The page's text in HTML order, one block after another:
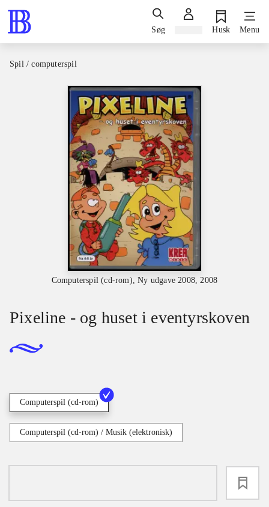
Søg Husk Menu
Spil / computerspil
Computerspil (cd-rom), Ny udgave 2008, 2008
Pixeline - og huset i eventyrskoven
Computerspil (cd-rom)
Computerspil (cd-rom) / Musik (elektronisk)